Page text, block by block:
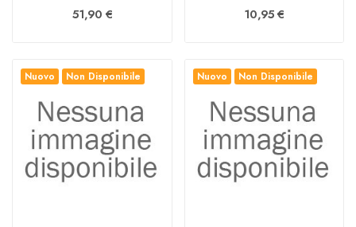
51,90 € 10,95 €
Nuovo Non Disponibile Nuovo Non Disponibile